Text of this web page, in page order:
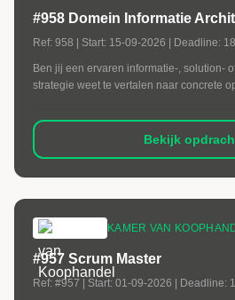
#958 Domein Informatie
Ref: 958 | Start: 15-09-2026 | Deadline:
Ben jij een ervaren informatie-, solution-
strategie weet te vertalen naar concrete
architectuurgovernance en digitale
overheid? Dan zijn wij op zoek naar jou.
Bekijk
KAMER VAN
#957 Scrum Master
Ref: #957 | Start: 01-09-2026 | Deadline: